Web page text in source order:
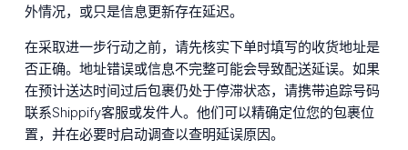
外情况，或只是信息更新存在延迟。
在采取进一步行动之前，请先核实下单时填写的收货地址是
否正确。地址错误或信息不完整可能会导致配送延误。如果
在预计送达时间过后包裹仍处于停滞状态，请携带追踪号码
联系Shippify客服或发件人。他们可以精确定位您的包裹位
置，并在必要时启动调查以查明延误原因。